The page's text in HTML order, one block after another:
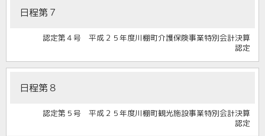
日程第７
認定第４号 平成２５年度川棚町介護保険事業特別会計決算
認定
日程第８
認定第５号 平成２５年度川棚町観光施設事業特別会計決算
認定